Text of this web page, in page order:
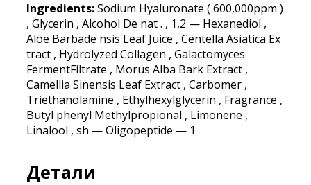
Ingredients:Sodium Hyaluronate ( 600,000ppm )
, Glycerin , Alcohol De nat . , 1,2 — Hexanediol ,
Aloe Barbade nsis Leaf Juice , Centella Asiatica Ex
tract , Hydrolyzed Collagen , Galactomyces
FermentFiltrate , Morus Alba Bark Extract ,
Camellia Sinensis Leaf Extract , Carbomer ,
Triethanolamine , Ethylhexylglycerin , Fragrance ,
Butyl phenyl Methylpropional , Limonene ,
Linalool , sh — Oligopeptide — 1
Детали